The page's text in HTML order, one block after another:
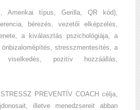
Amerikai típus, Gerilla, QR kód),
bérezés, vezetői elképzelés,
a kiválasztás pszichológiája, a
önbizalomépítés, stresszmentesítés, a
viselkedés, pozitív hozzáállás,
PREVENTÍV COACH célja,
illetve menedzsereit abban